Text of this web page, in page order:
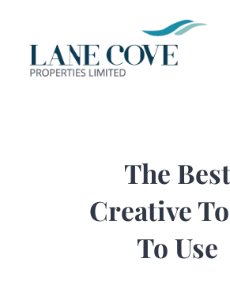
The Best
Creative
To Use